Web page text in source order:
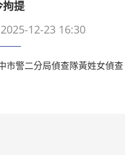
拘提
2025-12-23 16:30
市警二分局偵查隊黃姓女偵查